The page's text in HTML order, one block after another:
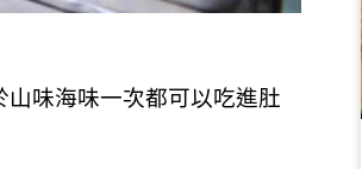
味海味一次都可以吃進肚